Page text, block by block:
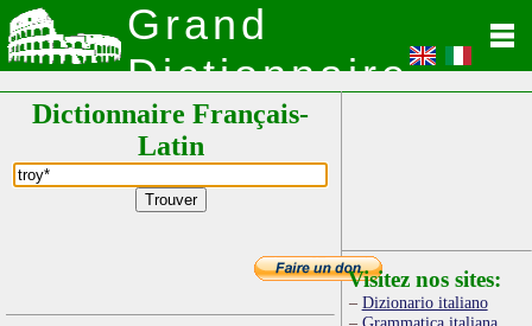
Grand
Dictionnaire
Latin
Dictionnaire Français-
Latin
Visitez nos sites:
Dizionario italiano